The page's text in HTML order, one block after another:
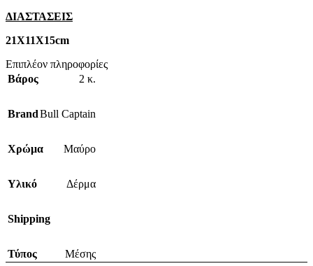
ΔΙΑΣΤΑΣΕΙΣ
21Χ11Χ15cm
Επιπλέον πληροφορίες
Βάρος
2 κ.
BrandBull Captain
Χρώμα Μαύρο
Υλικό Δέρμα
Shipping
Τύπος Μέσης